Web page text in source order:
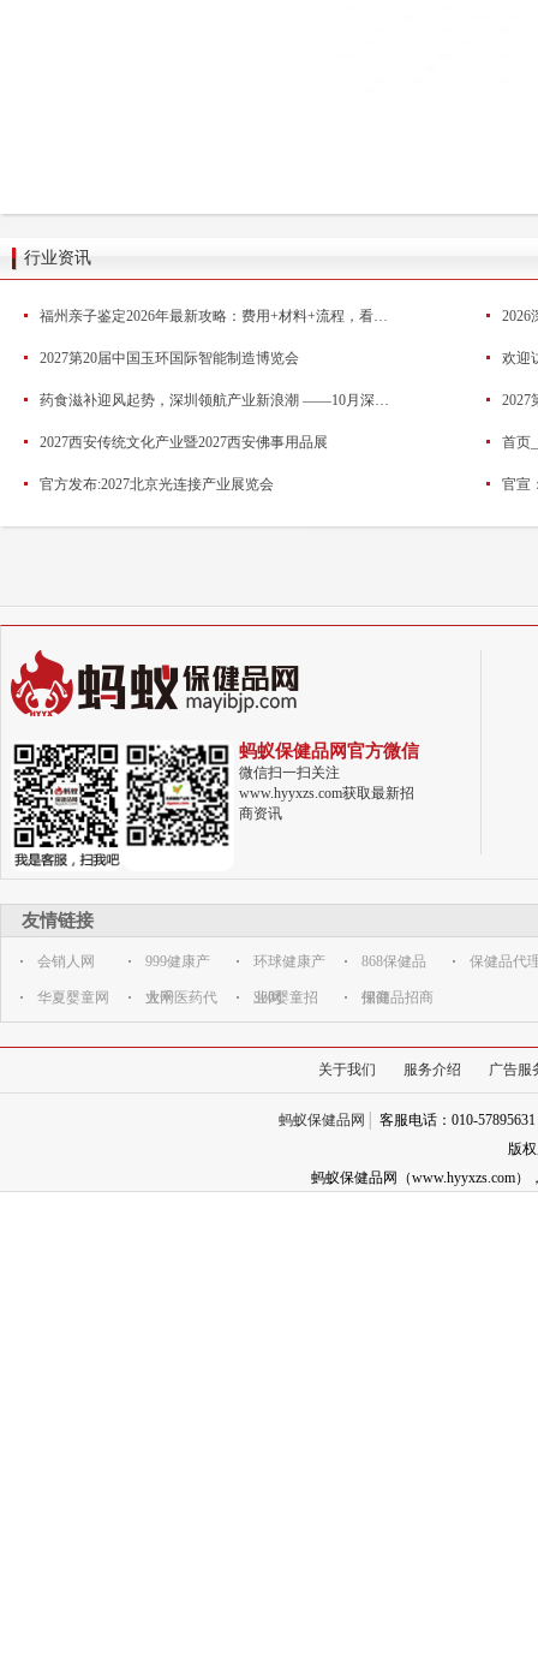
行业资讯
2026
2027第20届中国玉环国际智能制造博览会
2027
2027西安传统文化产业暨2027西安佛事用品展 首页
官方发布:2027北京光连接产业展览会 官宣
蚂蚁保健品网官方微信
微信扫一扫关注
www.hyyxzs.com获取最新招
商资讯
友情链接
会销人网 999健康产
业网
环球健康产
业网
868保健品
招商
保健品代
华夏婴童网 大千医药代 360婴童招 保健品招商
关于我们 服务介绍 广告服
蚂蚁保健品网
客服电话：010-
版
蚂蚁保健品网（www.hyyxzs.com